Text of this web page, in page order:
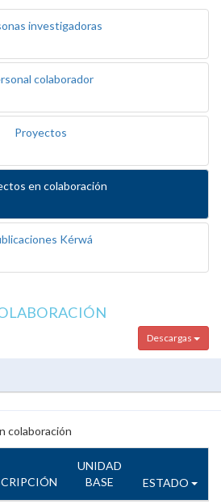
investigadoras
colaborador
Proyectos
en colaboración
Kérwá
Descargas
colaboración
UNIDAD
BASE
ESTADO